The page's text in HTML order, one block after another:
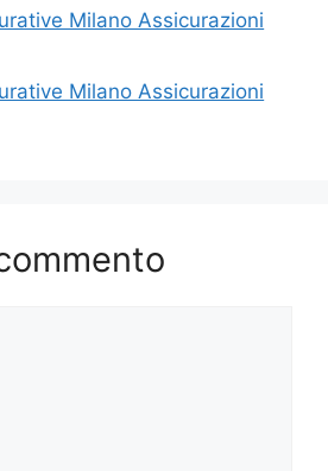
Milano Assicurazioni
Milano Assicurazioni